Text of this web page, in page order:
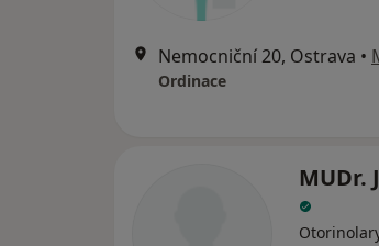
Nemocniční 20, Ostrava •
Ordinace
MUDr.